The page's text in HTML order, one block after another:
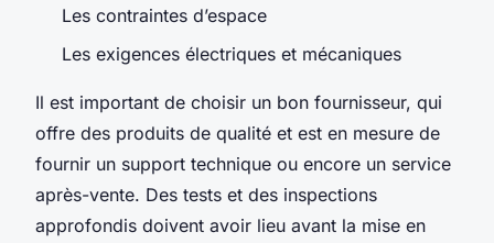
Les contraintes d’espace
Les exigences électriques et mécaniques
Il est important de choisir un bon fournisseur, qui
offre des produits de qualité et est en mesure de
fournir un support technique ou encore un service
après-vente. Des tests et des inspections
approfondis doivent avoir lieu avant la mise en